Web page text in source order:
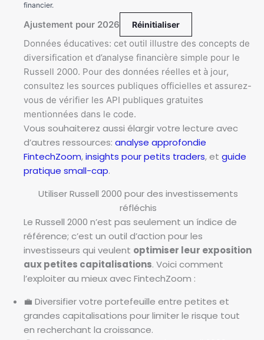
financier.
Ajustement pour 2026 Réinitialiser
Données éducatives: cet outil illustre des concepts de
diversification et d’analyse financière simple pour le
Russell 2000. Pour des données réelles et à jour,
consultez les sources publiques officielles et assurez-
vous de vérifier les API publiques gratuites
mentionnées dans le code.
Vous souhaiterez aussi élargir votre lecture avec
d’autres ressources: analyse approfondie
FintechZoom,insights pour petits traders, et guide
pratique small-cap.
Utiliser Russell 2000 pour des investissements
réfléchis
Le Russell 2000 n’est pas seulement un índice de
référence; c’est un outil d’action pour les
investisseurs qui veulent optimiser leur exposition
aux petites capitalisations. Voici comment
l’exploiter au mieux avec FintechZoom :
💼 Diversifier votre portefeuille entre petites et
grandes capitalisations pour limiter le risque tout
en recherchant la croissance.